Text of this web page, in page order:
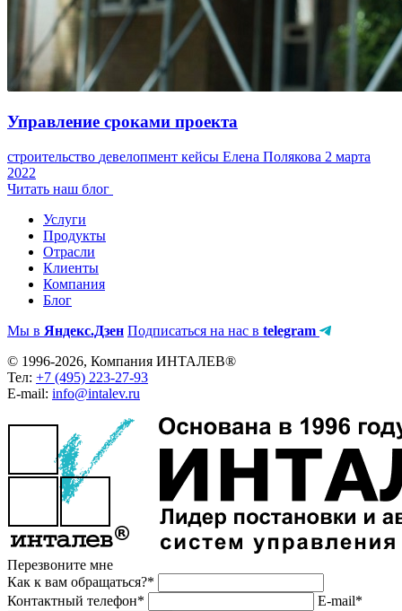
Управление сроками проекта
строительство девелопмент кейсы Елена Полякова 2 марта
2022
Читать наш блог
Услуги
Продукты
Отрасли
Клиенты
Компания
Блог
Мы в Яндекс.Дзен Подписаться на нас в telegram
© 1996-2026, Компания ИНТАЛЕВ®
Тел: +7 (495) 223-27-93
E-mail: info@intalev.ru
Перезвоните мне
Как к вам обращаться?*
Контактный телефон*
E-mail*